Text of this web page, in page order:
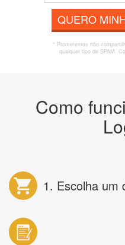
QUERO
* Prometemos não
qualquer tipo de SPAM.
Como
1. Escolha um